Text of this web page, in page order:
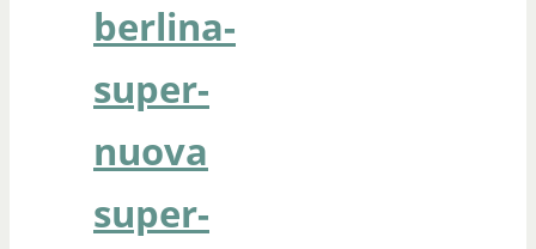
berlina-
super-
nuova
super-